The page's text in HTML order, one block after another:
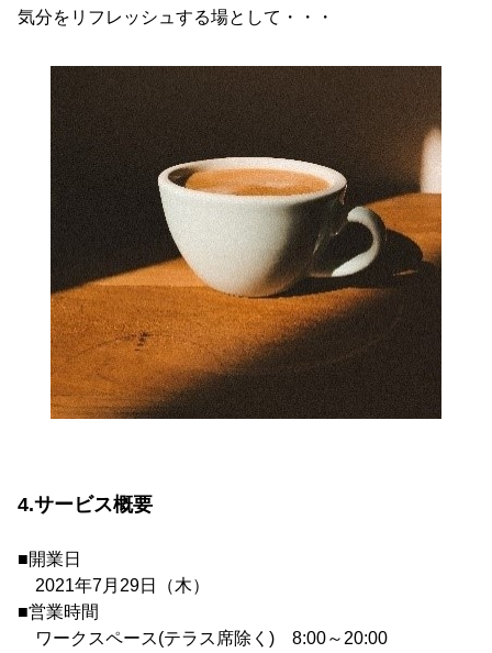
気分をリフレッシュする場として・・・
4.サービス概要
■開業日
2021年7月29日（木）
■営業時間
ワークスペース(テラス席除く) 8:00～20:00